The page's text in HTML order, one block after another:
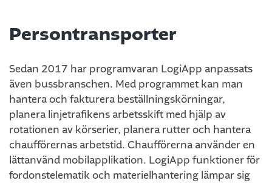
Persontransporter
Sedan 2017 har programvaran LogiApp anpassats
även bussbranschen. Med programmet kan man
hantera och fakturera beställningskörningar,
planera linjetrafikens arbetsskift med hjälp av
rotationen av körserier, planera rutter och hantera
chaufförernas arbetstid. Chaufförerna använder en
lättanvänd mobilapplikation. LogiApp funktioner för
fordonstelematik och materielhantering lämpar sig